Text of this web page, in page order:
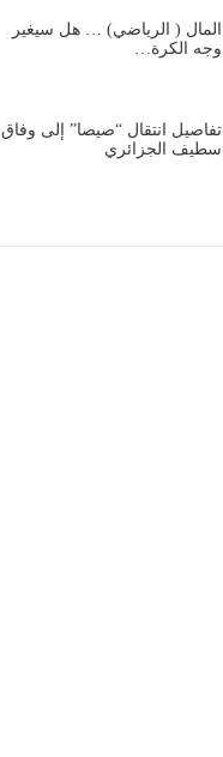
المال ( الرياضي) … هل سيغير
وجه الكرة…
تفاصيل انتقال “صيصا” إلى وفاق
سطيف الجزائري